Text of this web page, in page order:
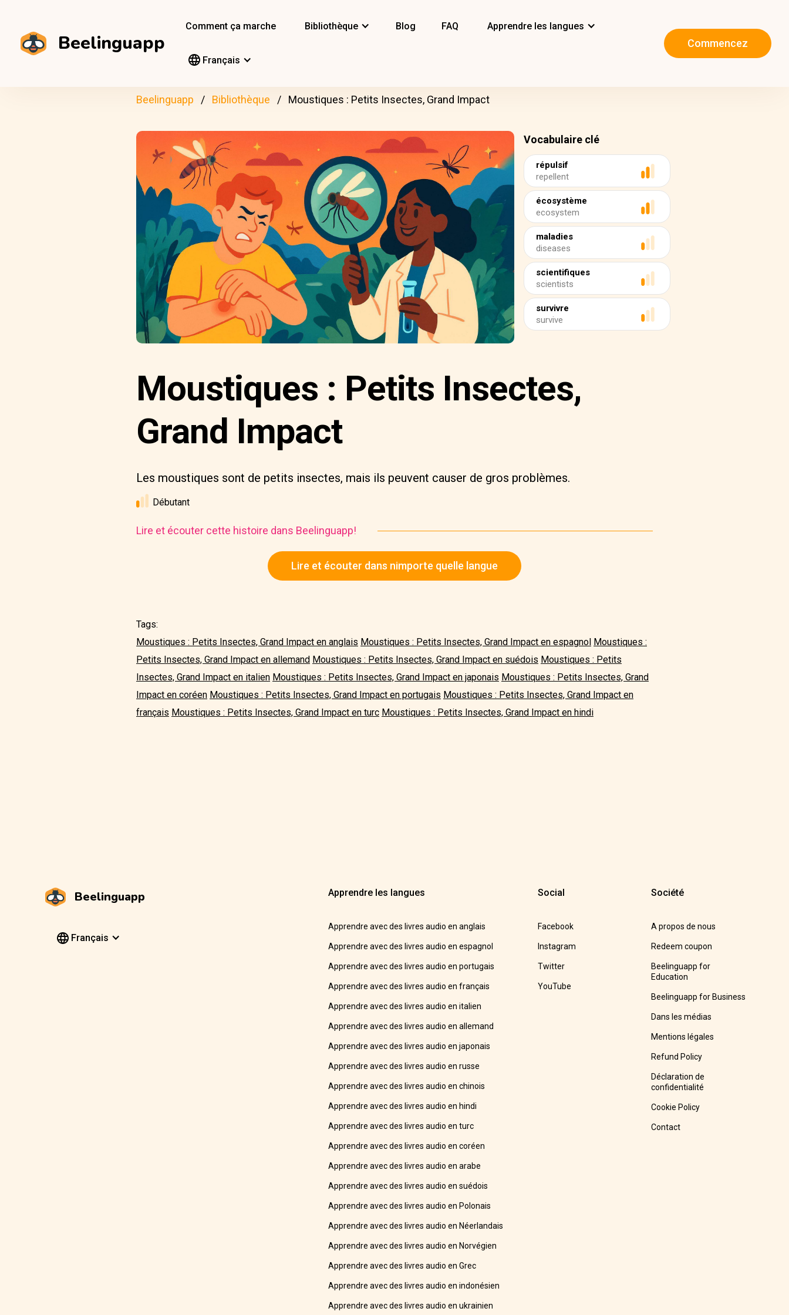
Beelinguapp
Comment ça marche Bibliothèque Blog FAQ Apprendre les langues
Français
Commencez
Beelinguapp Bibliothèque Moustiques : Petits Insectes, Grand Impact
Vocabulaire clé
répulsif
repellent
écosystème
ecosystem
maladies
diseases
scientifiques
scientists
survivre
survive
Moustiques : Petits Insectes,
Grand Impact
Les moustiques sont de petits insectes, mais ils peuvent causer de gros problèmes.
Débutant
Lire et écouter cette histoire dans Beelinguapp!
Lire et écouter dans nimporte quelle langue
Tags:
Moustiques : Petits Insectes, Grand Impact en anglais Moustiques : Petits Insectes, Grand Impact en espagnol Moustiques :
Petits Insectes, Grand Impact en allemand Moustiques : Petits Insectes, Grand Impact en suédois Moustiques : Petits
Insectes, Grand Impact en italien Moustiques : Petits Insectes, Grand Impact en japonais Moustiques : Petits Insectes, Grand
Impact en coréen Moustiques : Petits Insectes, Grand Impact en portugais Moustiques : Petits Insectes, Grand Impact en
français Moustiques : Petits Insectes, Grand Impact en turc Moustiques : Petits Insectes, Grand Impact en hindi
Beelinguapp
Français
Apprendre les langues
Apprendre avec des livres audio en anglais
Apprendre avec des livres audio en espagnol
Apprendre avec des livres audio en portugais
Apprendre avec des livres audio en français
Apprendre avec des livres audio en italien
Apprendre avec des livres audio en allemand
Apprendre avec des livres audio en japonais
Apprendre avec des livres audio en russe
Apprendre avec des livres audio en chinois
Apprendre avec des livres audio en hindi
Apprendre avec des livres audio en turc
Apprendre avec des livres audio en coréen
Apprendre avec des livres audio en arabe
Apprendre avec des livres audio en suédois
Apprendre avec des livres audio en Polonais
Apprendre avec des livres audio en Néerlandais
Apprendre avec des livres audio en Norvégien
Apprendre avec des livres audio en Grec
Apprendre avec des livres audio en indonésien
Apprendre avec des livres audio en ukrainien
Social
Facebook
Instagram
Twitter
YouTube
Société
A propos de nous
Redeem coupon
Beelinguapp for
Education
Beelinguapp for Business
Dans les médias
Mentions légales
Refund Policy
Déclaration de
confidentialité
Cookie Policy
Contact